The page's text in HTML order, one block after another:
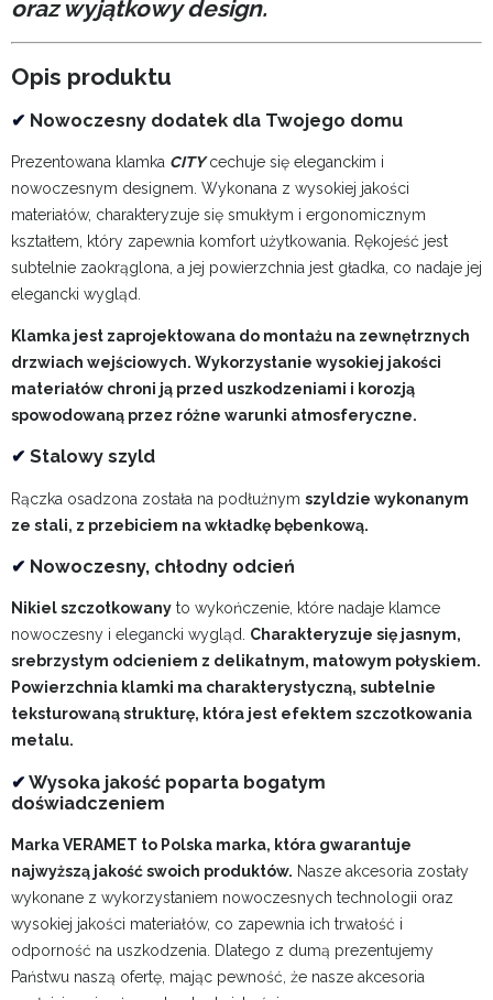
oraz wyjątkowy design.
Opis produktu
✔ Nowoczesny dodatek dla Twojego domu
Prezentowana klamka CITYcechuje się eleganckim i
nowoczesnym designem. Wykonana z wysokiej jakości
materiałów, charakteryzuje się smukłym i ergonomicznym
kształtem, który zapewnia komfort użytkowania. Rękojeść jest
subtelnie zaokrąglona, a jej powierzchnia jest gładka, co nadaje jej
elegancki wygląd.
Klamka jest zaprojektowana do montażu na zewnętrznych
drzwiach wejściowych. Wykorzystanie wysokiej jakości
materiałów chroni ją przed uszkodzeniami i korozją
spowodowaną przez różne warunki atmosferyczne.
✔ Stalowy szyld
Rączka osadzona została na podłużnym szyldzie wykonanym
ze stali, z przebiciem na wkładkę bębenkową.
✔ Nowoczesny, chłodny odcień
Nikiel szczotkowany to wykończenie, które nadaje klamce
nowoczesny i elegancki wygląd. Charakteryzuje się jasnym,
srebrzystym odcieniem z delikatnym, matowym połyskiem.
Powierzchnia klamki ma charakterystyczną, subtelnie
teksturowaną strukturę, która jest efektem szczotkowania
metalu.
✔ Wysoka jakość poparta bogatym
doświadczeniem
Marka VERAMET to Polska marka, która gwarantuje
najwyższą jakość swoich produktów. Nasze akcesoria zostały
wykonane z wykorzystaniem nowoczesnych technologii oraz
wysokiej jakości materiałów, co zapewnia ich trwałość i
odporność na uszkodzenia. Dlatego z dumą prezentujemy
Państwu naszą ofertę, mając pewność, że nasze akcesoria